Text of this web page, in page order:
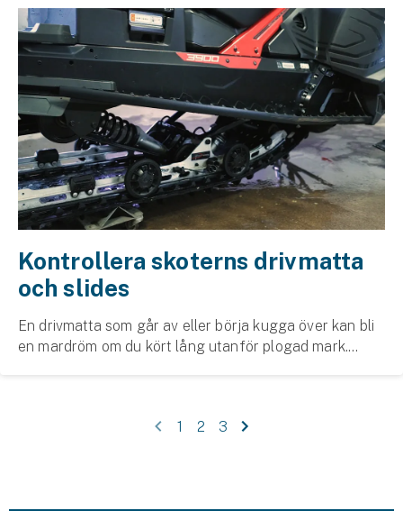
Kontrollera skoterns drivmatta
och slides
En drivmatta som går av eller börja kugga över kan bli
en mardröm om du kört lång utanför plogad mark.
1 2 3